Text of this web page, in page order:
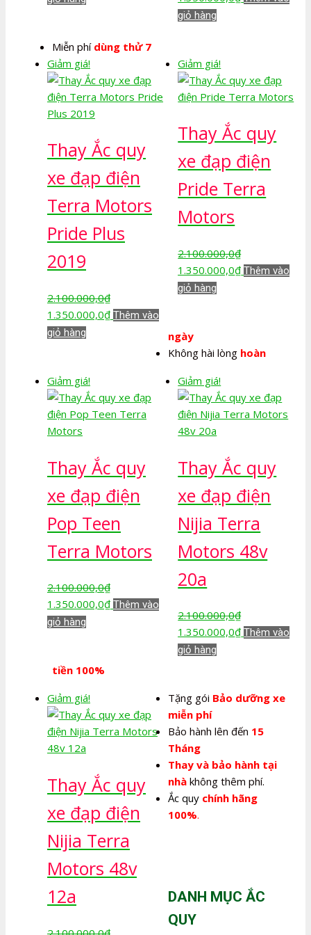
1.350.000,0₫.
gốc
giỏ hàng
Giảm giá!
Thay Ắc quy
xe đạp điện
Terra Motors
Pride Plus
2019
2.100.000,0₫
Giá
gốc
1.350.000,0₫Giá
1.350.000,0₫.
Thêm vào
giỏ hàng
Giảm giá!
Thay Ắc quy
xe đạp điện
Pride Terra
Motors
2.100.000,0₫
Giá
gốc
1.350.000,0₫Giá
Thêm vào
giỏ hàng
Giảm giá!
Thay Ắc quy
xe đạp điện
Pop Teen
Terra Motors
2.100.000,0₫
Giá
gốc
1.350.000,0₫Giá
Thêm vào
giỏ hàng
Giảm giá!
Thay Ắc quy
xe đạp điện
Nijia Terra
Motors 48v
20a
2.100.000,0₫
Giá
gốc
1.350.000,0₫Giá
1.350.000,0₫.
Thêm vào
giỏ hàng
Giảm giá!
Thay Ắc quy
xe đạp điện
Nijia Terra
Motors 48v
12a
Miễn phí dùng thử 7
ngày
Không hài lòng hoàn
tiền 100%
Tặng gói Bảo dưỡng xe
miễn phí
Bảo hành lên đến 15
Tháng
Thay và bảo hành tại
nhàkhông thêm phí.
Ắc quy chính hãng
100%.
DANH MỤC ẮC
QUY